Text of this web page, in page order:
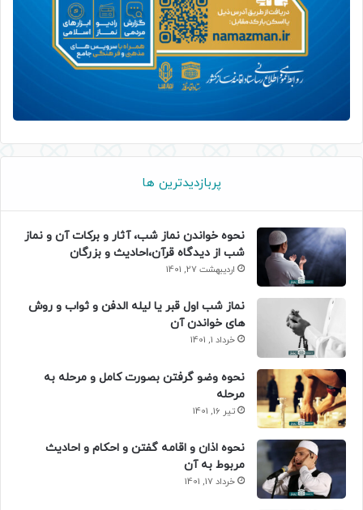
پربازدیدترین ها
نحوه خواندن نماز شب، آثار و برکات آن و نماز
شب از دیدگاه قرآن،احادیث و بزرگان
اردیبهشت 27, 1401
نماز شب اول قبر یا لیله الدفن و ثواب و روش
های خواندن آن
خرداد 1, 1401
نحوه وضو گرفتن بصورت کامل و مرحله به
مرحله
تیر 16, 1401
نحوه اذان و اقامه گفتن و احکام و احادیث
مربوط به آن
خرداد 17, 1401